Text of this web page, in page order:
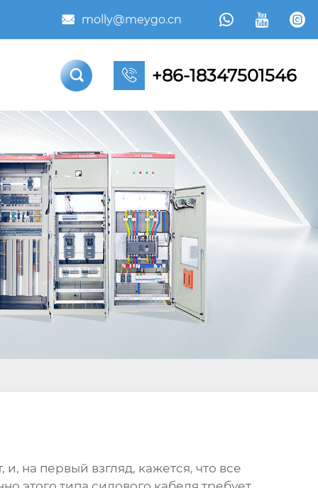
 molly@meygo.cn   
  +86-18347501546
на первый взгляд, кажется, что все